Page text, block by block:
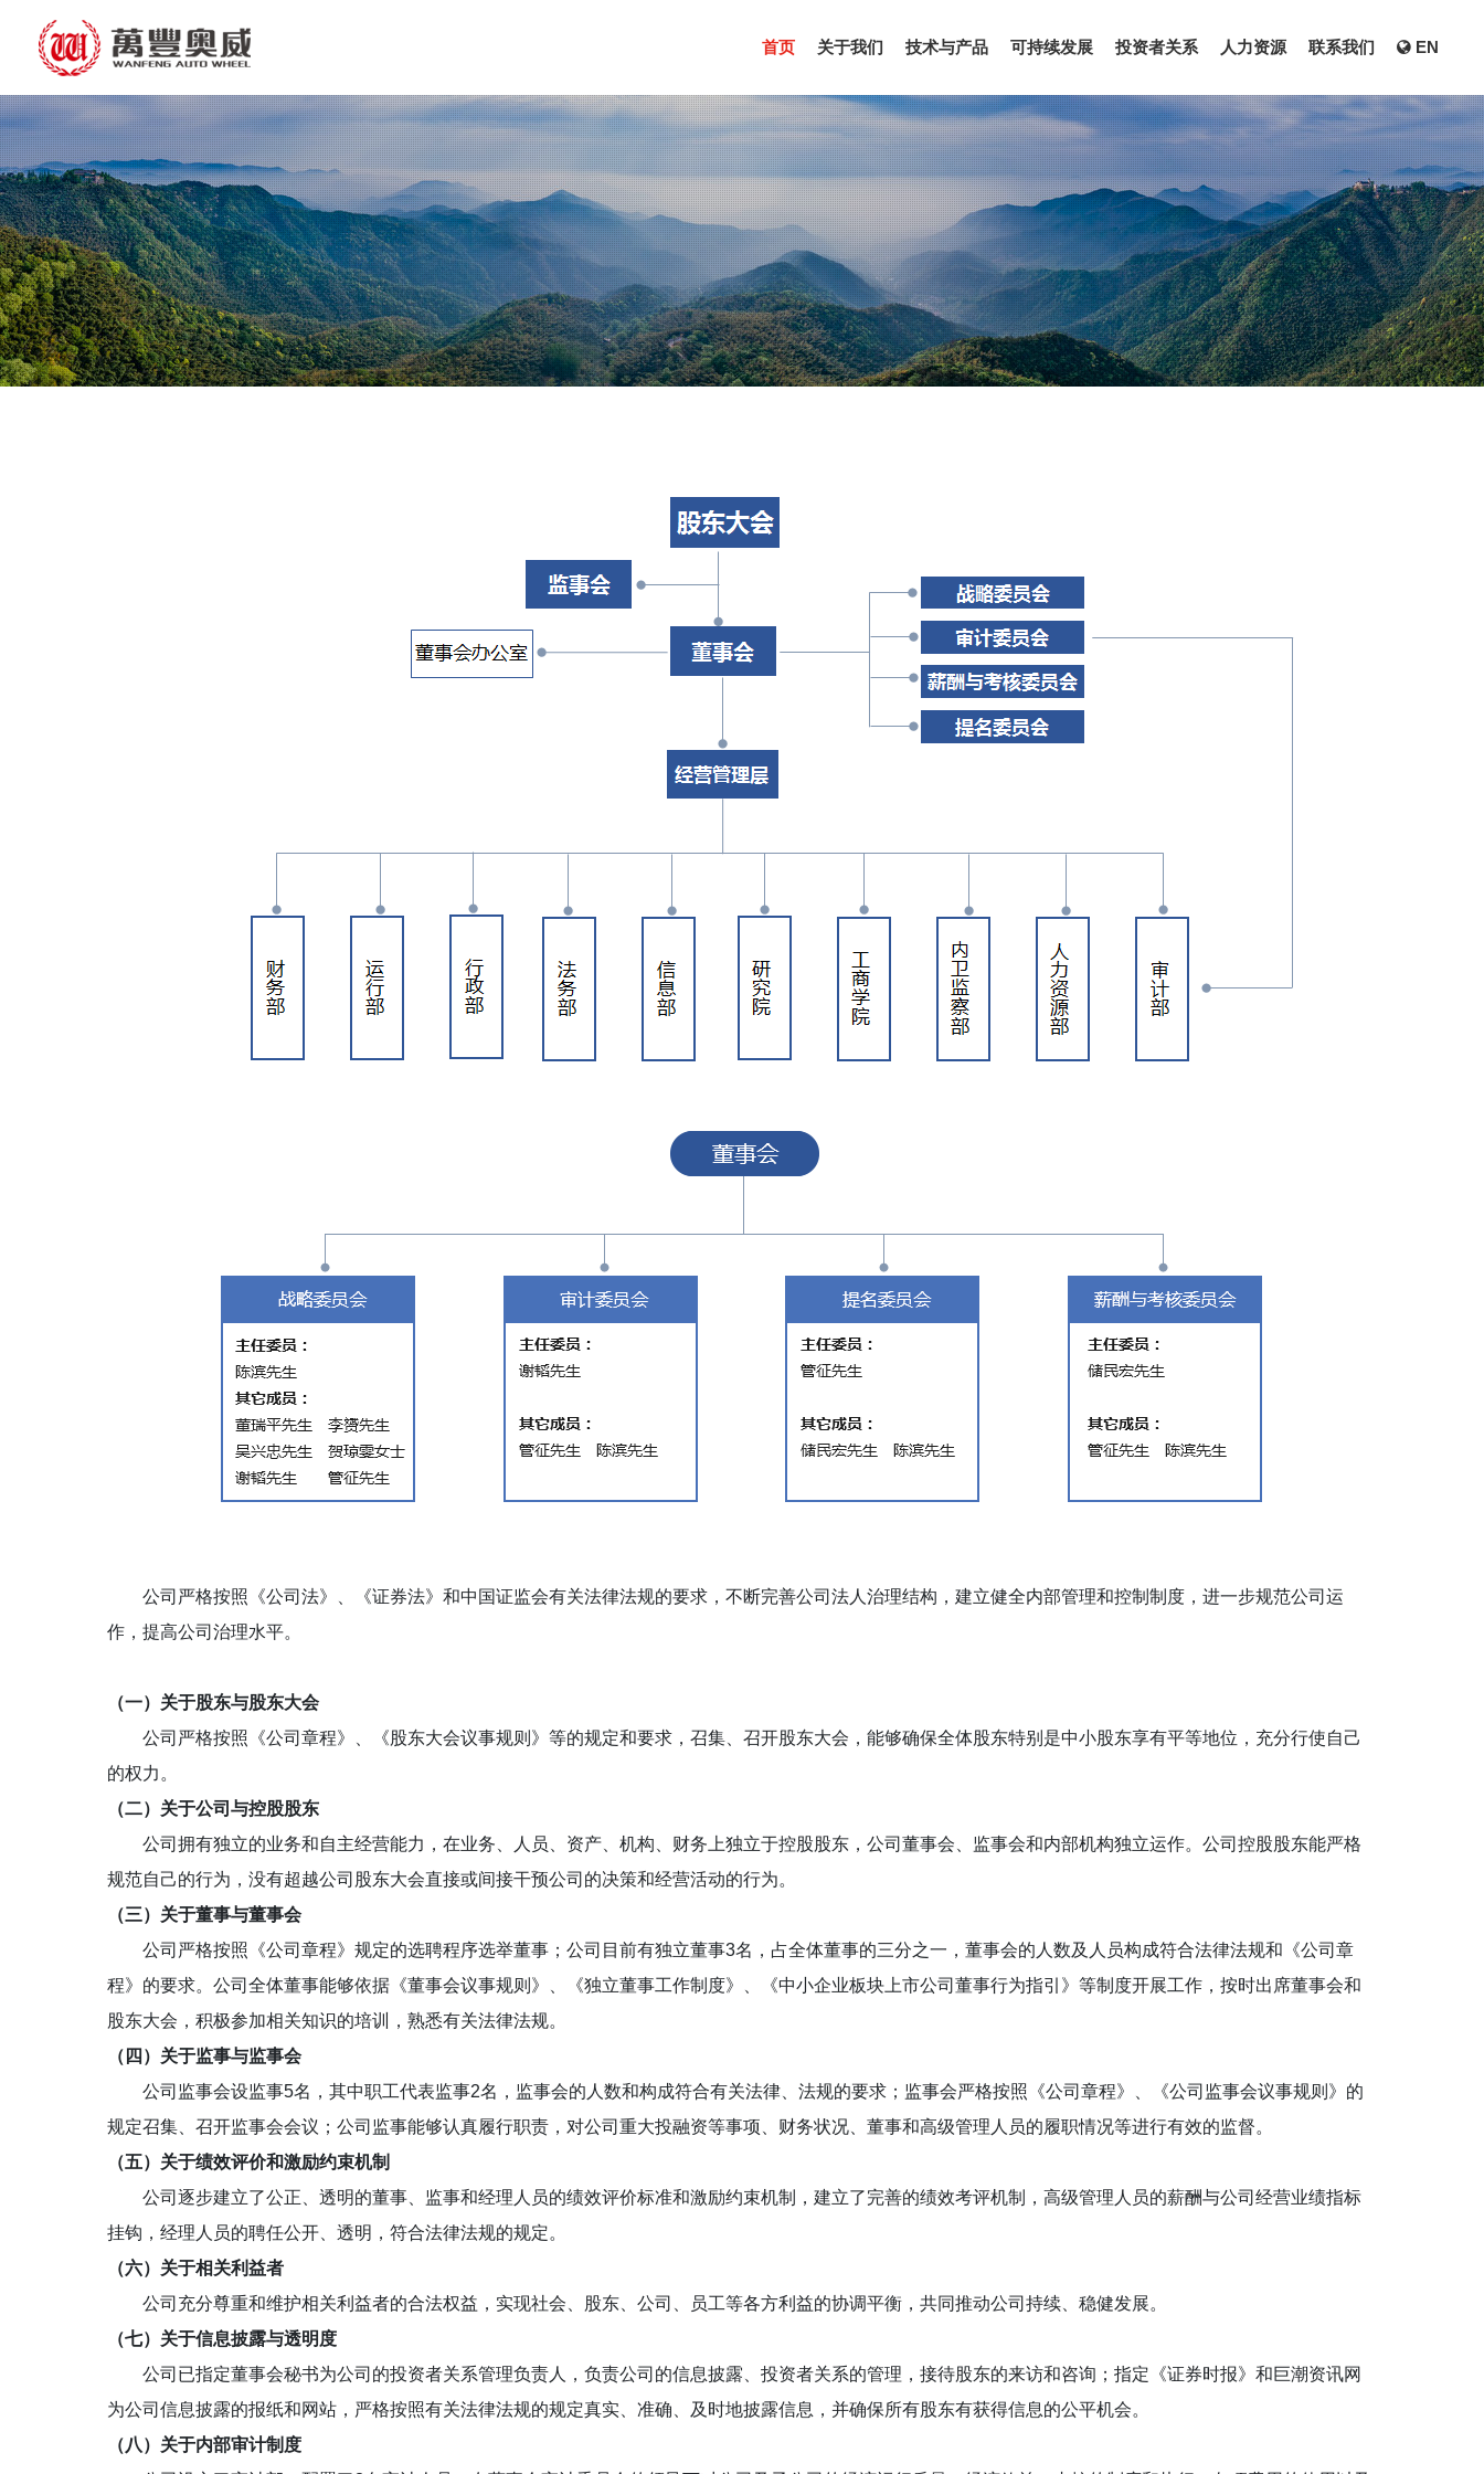
首页(CURRENT)
关于我们 技术与产品 可持续发展 投资者关系 人力资源 联系我们 EN
公司严格按照《公司法》、《证券法》和中国证监会有关法律法规的要求，不断完善公司法人治理结构，建立健全内部管理和控制制度，进一步规范公司运
作，提高公司治理水平。
（一）关于股东与股东大会
公司严格按照《公司章程》、《股东大会议事规则》等的规定和要求，召集、召开股东大会，能够确保全体股东特别是中小股东享有平等地位，充分行使自己
的权力。
（二）关于公司与控股股东
公司拥有独立的业务和自主经营能力，在业务、人员、资产、机构、财务上独立于控股股东，公司董事会、监事会和内部机构独立运作。公司控股股东能严格
规范自己的行为，没有超越公司股东大会直接或间接干预公司的决策和经营活动的行为。
（三）关于董事与董事会
公司严格按照《公司章程》规定的选聘程序选举董事；公司目前有独立董事3名，占全体董事的三分之一，董事会的人数及人员构成符合法律法规和《公司章
程》的要求。公司全体董事能够依据《董事会议事规则》、《独立董事工作制度》、《中小企业板块上市公司董事行为指引》等制度开展工作，按时出席董事会和
股东大会，积极参加相关知识的培训，熟悉有关法律法规。
（四）关于监事与监事会
公司监事会设监事5名，其中职工代表监事2名，监事会的人数和构成符合有关法律、法规的要求；监事会严格按照《公司章程》、《公司监事会议事规则》的
规定召集、召开监事会会议；公司监事能够认真履行职责，对公司重大投融资等事项、财务状况、董事和高级管理人员的履职情况等进行有效的监督。
（五）关于绩效评价和激励约束机制
公司逐步建立了公正、透明的董事、监事和经理人员的绩效评价标准和激励约束机制，建立了完善的绩效考评机制，高级管理人员的薪酬与公司经营业绩指标
挂钩，经理人员的聘任公开、透明，符合法律法规的规定。
（六）关于相关利益者
公司充分尊重和维护相关利益者的合法权益，实现社会、股东、公司、员工等各方利益的协调平衡，共同推动公司持续、稳健发展。
（七）关于信息披露与透明度
公司已指定董事会秘书为公司的投资者关系管理负责人，负责公司的信息披露、投资者关系的管理，接待股东的来访和咨询；指定《证券时报》和巨潮资讯网
为公司信息披露的报纸和网站，严格按照有关法律法规的规定真实、准确、及时地披露信息，并确保所有股东有获得信息的公平机会。
（八）关于内部审计制度